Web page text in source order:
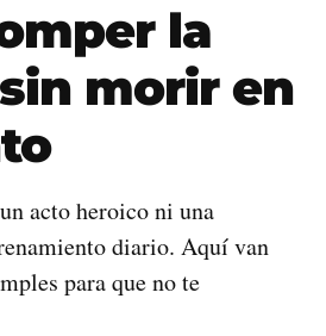
la
morir en
acto heroico ni una
diario. Aquí van
para que no te